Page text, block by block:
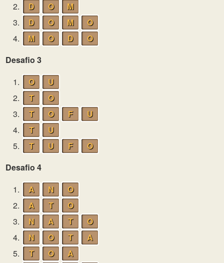
2.
D O
M
3.
D O M
O
4.
M O D
O
Desafio 3
1.
O
U
2.
T
O
3.
T O F
U
4.
T
U
5.
T U F
O
Desafio 4
1.
A N
O
2.
A T
O
3.
N A T
O
4.
N O T
A
5.
T O
A